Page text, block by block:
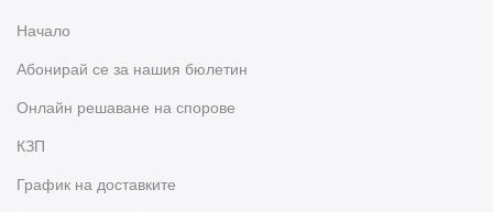
Начало
Абонирай се за нашия бюлетин
Oнлайн решаване на спорове
КЗП
График на доставките